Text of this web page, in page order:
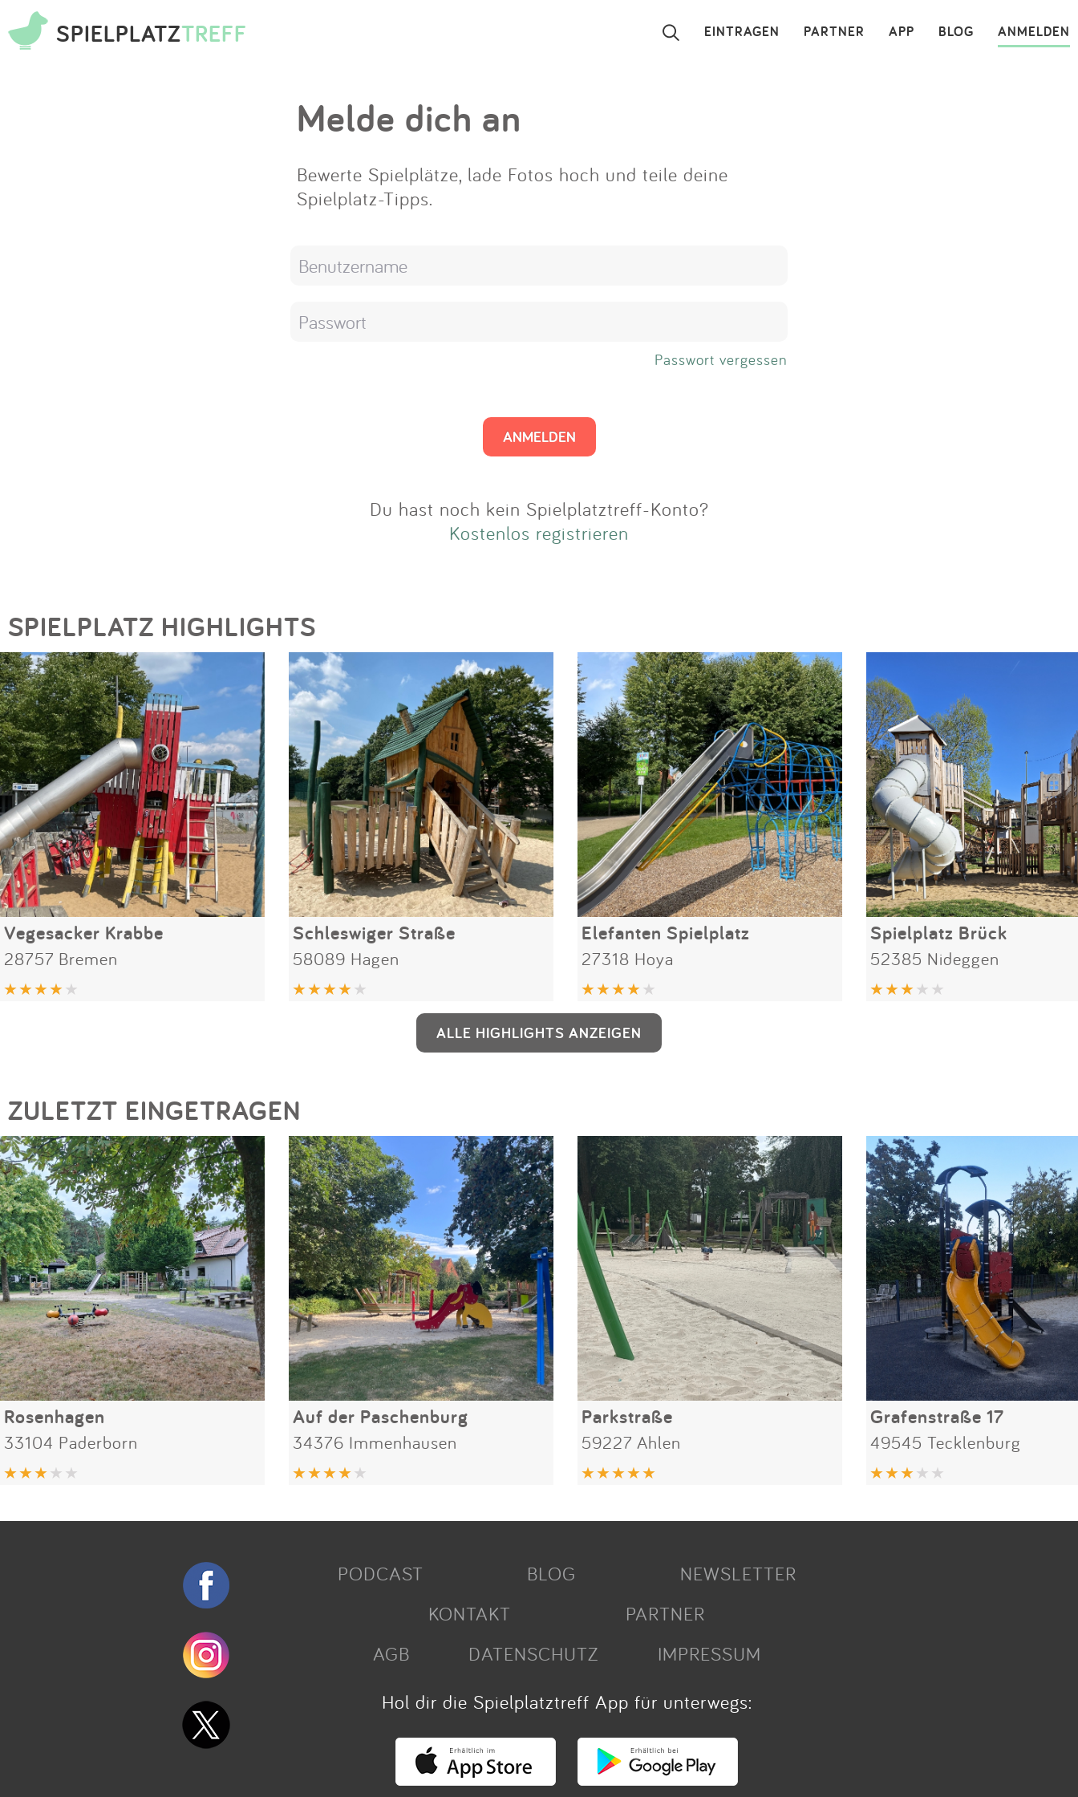
SPIELPLATZTREFF ANMELDEN
BLOG
APP
PARTNER
EINTRAGEN ×
App
Anmelden
Melde dich an
Bewerte Spielplätze, lade Fotos hoch und teile deine
Spielplatz-Tipps.
Passwort vergessen
Du hast noch kein Spielplatztreff-Konto?
Kostenlos registrieren
SPIELPLATZ HIGHLIGHTS
Vegesacker Krabbe
28757 Bremen
Schleswiger Straße
58089 Hagen
Elefanten Spielplatz
27318 Hoya
Spielplatz Brück
52385 Nideggen
ALLE HIGHLIGHTS ANZEIGEN
ZULETZT EINGETRAGEN
Rosenhagen
33104 Paderborn
Auf der Paschenburg
34376 Immenhausen
Parkstraße
59227 Ahlen
Grafenstraße 17
49545 Tecklenburg
PODCAST BLOG
NEWSLETTER
KONTAKT
PARTNER
AGB
DATENSCHUTZ
IMPRESSUM
Hol dir die Spielplatztreff App für unterwegs: